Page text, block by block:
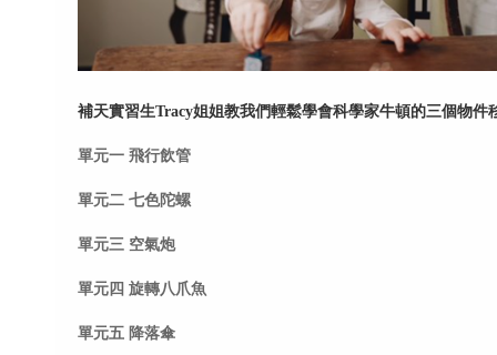
補天實習生Tracy姐姐教我們輕鬆學會科學家牛頓的三個物
單元一 飛行飲管
單元二 七色陀螺
單元三 空氣炮
單元四 旋轉八爪魚
單元五 降落傘